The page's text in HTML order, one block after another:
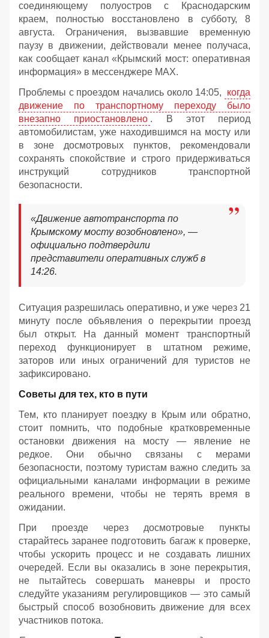
соединяющему полуостров с Краснодарским
краем, полностью восстановлено в субботу, 8
августа. Ограничения, вызвавшие временную
паузу в движении, действовали менее получаса,
как сообщает канал «Крымский мост: оперативная
информация» в мессенджере MAX.
Проблемы с проездом начались около 14:05,
когда
движение по транспортному переходу было
внезапно приостановлено . В этот период
автомобилистам, уже находившимся на мосту или
в зоне досмотровых пунктов, рекомендовали
сохранять спокойствие и строго придерживаться
инструкций сотрудников транспортной
безопасности.
«Движение автотранспорта по
Крымскому мосту возобновлено», —
официально подтвердили
представители оперативных служб в
14:26.
Ситуация разрешилась оперативно, и уже через 21
минуту после объявления о перекрытии проезд
был открыт. На данный момент транспортный
переход функционирует в штатном режиме,
заторов или иных ограничений для туристов не
зафиксировано.
Советы для тех, кто в пути
Тем, кто планирует поездку в Крым или обратно,
стоит помнить, что подобные кратковременные
остановки движения на мосту — явление не
редкое. Они обычно связаны с мерами
безопасности, поэтому туристам важно следить за
официальными каналами информации в режиме
реального времени, чтобы не терять время в
ожидании.
При проезде через досмотровые пункты
старайтесь заранее подготовить багаж к проверке,
чтобы ускорить процесс и не создавать лишних
очередей. Если вы оказались в зоне перекрытия,
не пытайтесь совершать маневры и просто
следуйте указаниям регулировщиков — это самый
быстрый способ возобновить движение для всех
участников потока.